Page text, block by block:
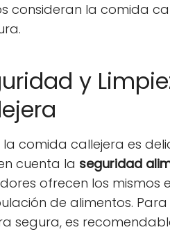
consideran la comida
y
la comida callejera es
cuenta la seguridad
ofrecen los mismos
de alimentos.
segura, es